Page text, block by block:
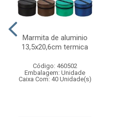
Marmita de aluminio
13,5x20,6cm termica
Código: 460502
Embalagem: Unidade
Caixa Com: 40 Unidade(s)